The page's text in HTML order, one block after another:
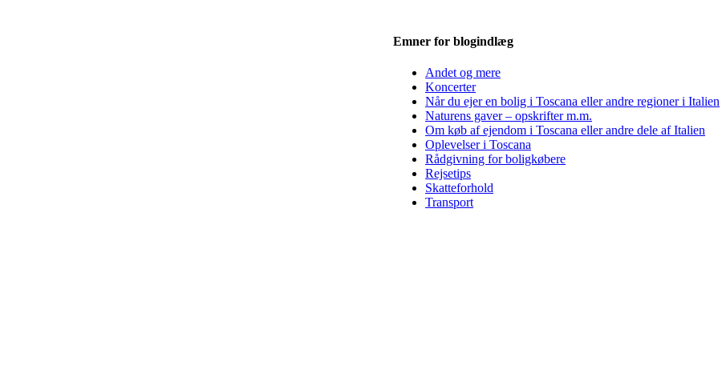
Emner for blogindlæg
Andet og mere
Koncerter
Når du ejer en bolig i Toscana eller andre regioner i Italien
Naturens gaver – opskrifter m.m.
Om køb af ejendom i Toscana eller andre dele af Italien
Oplevelser i Toscana
Rådgivning for boligkøbere
Rejsetips
Skatteforhold
Transport